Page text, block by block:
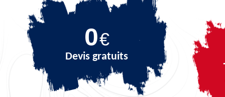
0€
Devis gratuits